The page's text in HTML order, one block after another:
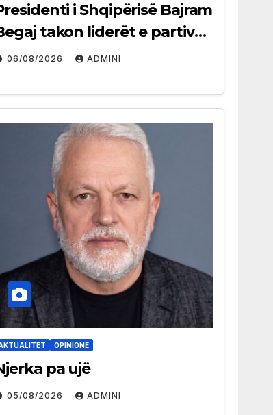
i Shqipërisë Bajram
takon liderët e partive
në Ulqin
06/08/2026 ADMINI
OPINIONE
pa ujë
05/08/2026 ADMINI